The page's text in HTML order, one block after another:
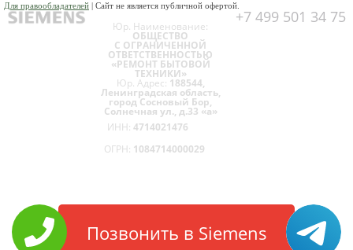
Для правообладателей | Сайт не является публичной офертой.
+7 499 501 34 75
Юр. Наименование:
ОБЩЕСТВО
С ОГРАНИЧЕННОЙ
ОТВЕТСТВЕННОСТЬЮ
«РЕМОНТ БЫТОВОЙ
ТЕХНИКИ»
Юр. Адрес: 188544,
Ленинградская область,
город Сосновый Бор,
Солнечная ул., д.33 «а»
ИНН: 4714021476
ОГРН: 1084714000029
Позвонить в Siemens